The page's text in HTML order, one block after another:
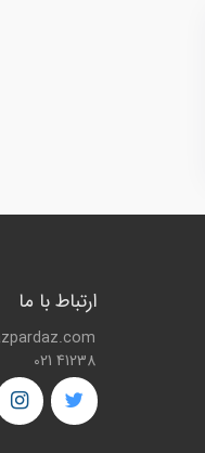
ارتباط با ما
021 41238